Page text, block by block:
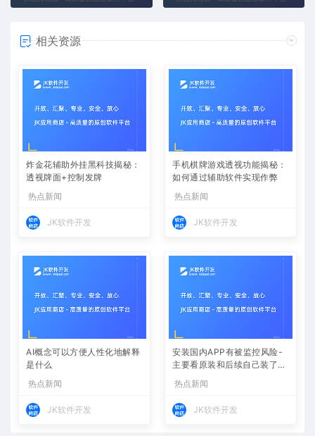
相关资源
炸金花辅助外挂黑科技揭秘：
透视牌面+控制发牌
热点新闻
JK软件开发
手机棋牌游戏透视功能揭秘：
如何通过辅助软件实现作弊
热点新闻
JK软件开发
AI概念可以方便人性化地解释
是什么
热点新闻
JK软件开发
安装国内APP有被监控风险-
主要看原装和后续自己装了哪
一样被监控
热点新闻
JK软件开发